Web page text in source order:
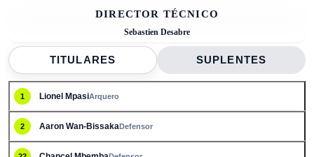
DIRECTOR TÉCNICO
Sebastien Desabre
TITULARES SUPLENTES
1 Lionel MpasiArquero
2 Aaron Wan-BissakaDefensor